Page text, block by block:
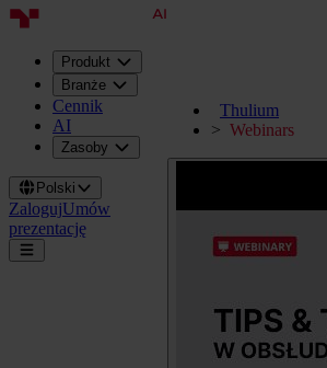
Produkt
Branże
Cennik
AI
Zasoby
Polski
ZalogujUmów
prezentację
Thulium
Webinars